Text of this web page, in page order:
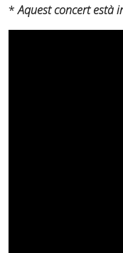
*Aquest concert està